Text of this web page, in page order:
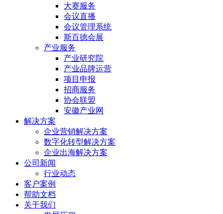
大赛服务
会议直播
会议管理系统
斯百德会展
产业服务
产业研究院
产业品牌运营
项目申报
招商服务
协会联盟
安徽产业网
解决方案
企业营销解决方案
数字化转型解决方案
企业出海解决方案
公司新闻
行业动态
客户案例
帮助文档
关于我们